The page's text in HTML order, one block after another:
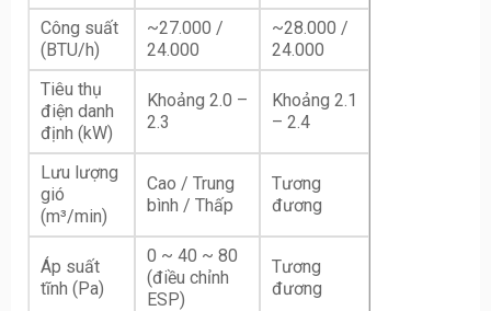
Công suất
(BTU/h)
~27.000 /
24.000
~28.000 /
24.000
Tiêu thụ
điện danh
định (kW)
Khoảng 2.0 –
2.3
Khoảng 2.1
– 2.4
Lưu lượng
gió
(m³/min)
Cao / Trung
bình / Thấp
Tương
đương
Áp suất
tĩnh (Pa)
0 ~ 40 ~ 80
(điều chỉnh
ESP)
Tương
đương